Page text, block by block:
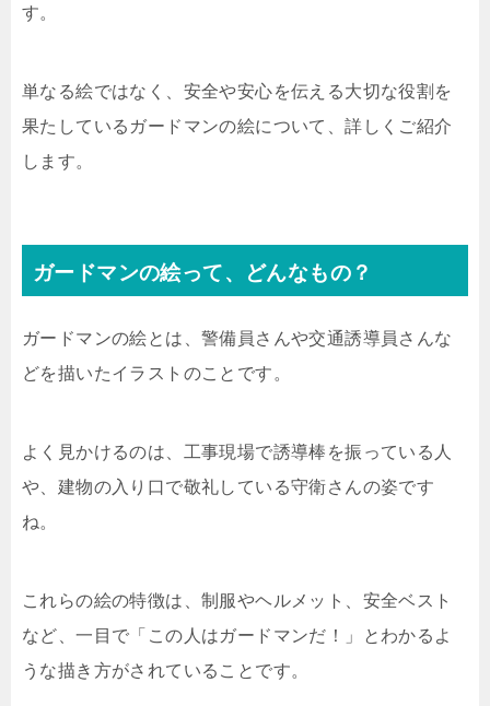
す。
単なる絵ではなく、安全や安心を伝える大切な役割を
果たしているガードマンの絵について、詳しくご紹介
します。
ガードマンの絵って、どんなもの？
ガードマンの絵とは、警備員さんや交通誘導員さんな
どを描いたイラストのことです。
よく見かけるのは、工事現場で誘導棒を振っている人
や、建物の入り口で敬礼している守衛さんの姿です
ね。
これらの絵の特徴は、制服やヘルメット、安全ベスト
など、一目で「この人はガードマンだ！」とわかるよ
うな描き方がされていることです。